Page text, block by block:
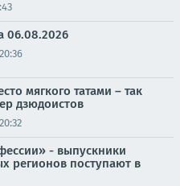
06.08.2026
мягкого татами – так
дзюдоистов
- выпускники
регионов поступают в